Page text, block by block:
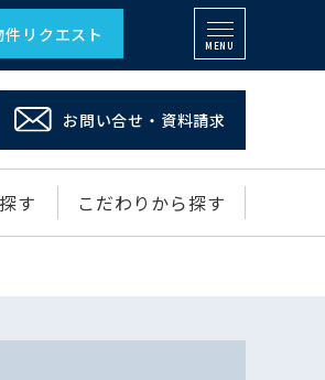
件リクエスト
MENU
お問い合せ・資料請求
す こだわりから探す